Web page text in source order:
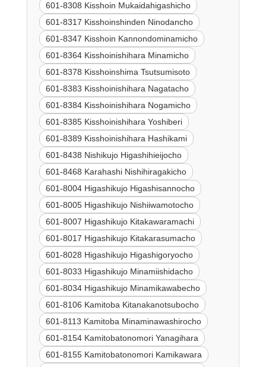
601-8308 Kisshoin Mukaidahigashicho
601-8317 Kisshoinshinden Ninodancho
601-8347 Kisshoin Kannondominamicho
601-8364 Kisshoinishihara Minamicho
601-8378 Kisshoinshima Tsutsumisoto
601-8383 Kisshoinishihara Nagatacho
601-8384 Kisshoinishihara Nogamicho
601-8385 Kisshoinishihara Yoshiberi
601-8389 Kisshoinishihara Hashikami
601-8438 Nishikujo Higashihieijocho
601-8468 Karahashi Nishihiragakicho
601-8004 Higashikujo Higashisannocho
601-8005 Higashikujo Nishiiwamotocho
601-8007 Higashikujo Kitakawaramachi
601-8017 Higashikujo Kitakarasumacho
601-8028 Higashikujo Higashigoryocho
601-8033 Higashikujo Minamiishidacho
601-8034 Higashikujo Minamikawabecho
601-8106 Kamitoba Kitanakanotsubocho
601-8113 Kamitoba Minaminawashirocho
601-8154 Kamitobatonomori Yanagihara
601-8155 Kamitobatonomori Kamikawara